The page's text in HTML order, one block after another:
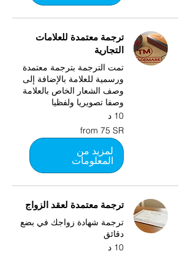
ترجمة معتمدة للعلامات
التجارية
تمت الترجمة بترجمة معتمدة
ورسمية للعلامة بالإضافة إلى
وصف الشعار الخاص بالعلامة
وصفا تصويريا ولفظيا
10 د
from
75
SR
from 75 SR
لمزيد من
المعلومات
ترجمة معتمدة لعقد الزواج
ترجمة شهادة زواجك في بضع
دقائق
10 د